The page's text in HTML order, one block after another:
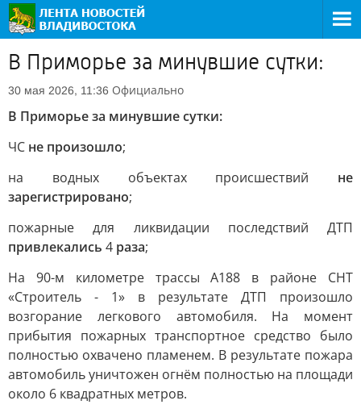
В Приморье за минувшие сутки:
30 мая 2026, 11:36 Официально
В Приморье за минувшие сутки:
ЧС не произошло;
на водных объектах происшествий не
зарегистрировано;
пожарные для ликвидации последствий ДТП
привлекались 4 раза;
На 90-м километре трассы А188 в районе СНТ
«Строитель - 1» в результате ДТП произошло
возгорание легкового автомобиля. На момент
прибытия пожарных транспортное средство было
полностью охвачено пламенем. В результате пожара
автомобиль уничтожен огнём полностью на площади
около 6 квадратных метров.